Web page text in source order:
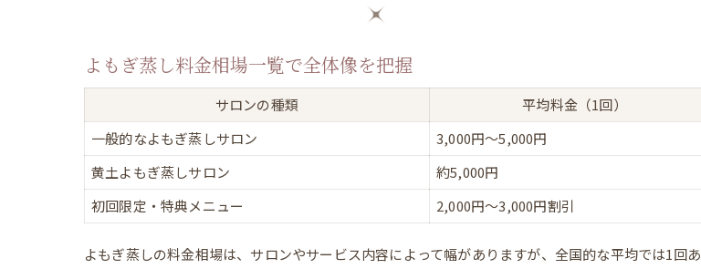
料金で選ぶよもぎ蒸しの賢い活用法
予算別よもぎ蒸し活用法まとめ
よもぎ蒸し料金を抑えるコツとは
効果を実感しやすい料金プランの
料金重視派が選ぶべきよもぎ蒸し
お得によもぎ蒸しを楽しむ方法
よもぎ蒸し料金相場一覧で全体像を把握
サロンの種類 平均料金（1回）
一般的なよもぎ蒸しサロン
3,000円〜5,000円
黄土よもぎ蒸しサロン
約5,000円
初回限定・特典メニュー
2,000円〜3,000円割引
よもぎ蒸しの料金相場は、サロンやサービス内容によって幅がありますが、全国的な平均では1